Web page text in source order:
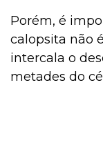
Porém, é
calopsita não
intercala o
metades do